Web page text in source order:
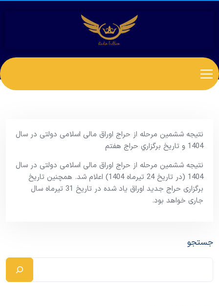
نتیجه ششمین مرحله از حراج اوراق مالی اسلامی دولتی در سال
1404 و تاریخ برگزاري حراج هفتم
نتیجه ششمین مرحله از حراج اوراق مالی اسلامی دولتی در سال
1404 (در تاریخ 24 تیرماه 1404) اعلام شد. همچنین تاریخ
برگزاری حراج جدید اوراق یاد شده در تاریخ 31 تیرماه سال
جاری خواهد بود.
جستجو